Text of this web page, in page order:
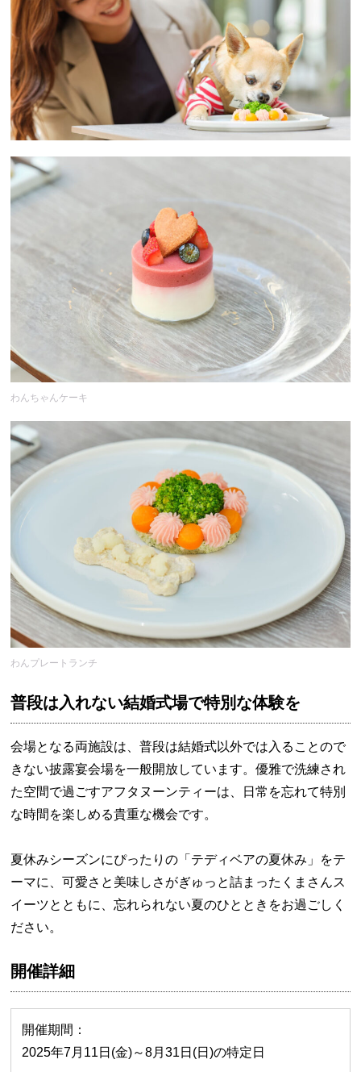
わんちゃんケーキ
わんプレートランチ
普段は入れない結婚式場で特別な体験を
会場となる両施設は、普段は結婚式以外では入ることので
きない披露宴会場を一般開放しています。優雅で洗練され
た空間で過ごすアフタヌーンティーは、日常を忘れて特別
な時間を楽しめる貴重な機会です。
夏休みシーズンにぴったりの「テディベアの夏休み」をテ
ーマに、可愛さと美味しさがぎゅっと詰まったくまさんス
イーツとともに、忘れられない夏のひとときをお過ごしく
ださい。
開催詳細
開催期間：
2025年7月11日(金)～8月31日(日)の特定日